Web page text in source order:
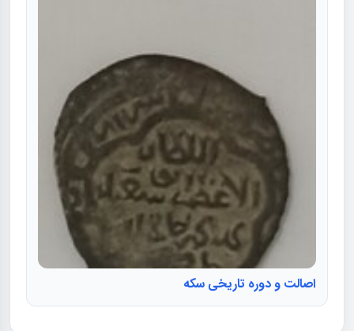
اصالت و دوره تاریخی سکه